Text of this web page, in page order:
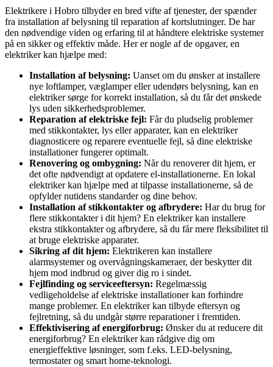
Elektrikere i Hobro tilbyder en bred vifte af tjenester, der spænder
fra installation af belysning til reparation af kortslutninger. De har
den nødvendige viden og erfaring til at håndtere elektriske systemer
på en sikker og effektiv måde. Her er nogle af de opgaver, en
elektriker kan hjælpe med:
Installation af belysning: Uanset om du ønsker at installere
nye loftlamper, væglamper eller udendørs belysning, kan en
elektriker sørge for korrekt installation, så du får det ønskede
lys uden sikkerhedsproblemer.
Reparation af elektriske fejl: Får du pludselig problemer
med stikkontakter, lys eller apparater, kan en elektriker
diagnosticere og reparere eventuelle fejl, så dine elektriske
installationer fungerer optimalt.
Renovering og ombygning: Når du renoverer dit hjem, er
det ofte nødvendigt at opdatere el-installationerne. En lokal
elektriker kan hjælpe med at tilpasse installationerne, så de
opfylder nutidens standarder og dine behov.
Installation af stikkontakter og afbrydere: Har du brug for
flere stikkontakter i dit hjem? En elektriker kan installere
ekstra stikkontakter og afbrydere, så du får mere fleksibilitet til
at bruge elektriske apparater.
Sikring af dit hjem: Elektrikeren kan installere
alarmsystemer og overvågningskameraer, der beskytter dit
hjem mod indbrud og giver dig ro i sindet.
Fejlfinding og serviceeftersyn: Regelmæssig
vedligeholdelse af elektriske installationer kan forhindre
mange problemer. En elektriker kan tilbyde eftersyn og
fejlretning, så du undgår større reparationer i fremtiden.
Effektivisering af energiforbrug: Ønsker du at reducere dit
energiforbrug? En elektriker kan rådgive dig om
energieffektive løsninger, som f.eks. LED-belysning,
termostater og smart home-teknologi.